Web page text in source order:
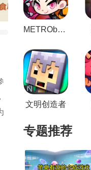
METRObyss最新版
文明创造者
专题推荐